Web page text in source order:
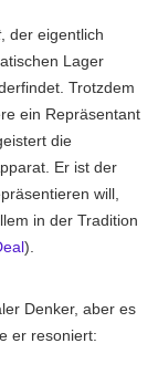
, der eigentlich
Lager
Trotzdem
ein Repräsentant
die
Er ist der
will,
in der Tradition
).
Denker, aber es
er resoniert: